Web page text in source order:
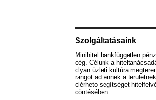
Szolgáltatásaink
Minihitel bankfüggetlen
cég. Célunk a
olyan üzleti kultúra
rangot ad ennek a
elérheto segítséget
döntésében.